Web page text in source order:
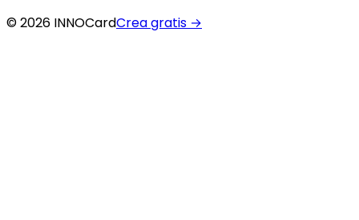
© 2026 INNOCardCrea gratis →